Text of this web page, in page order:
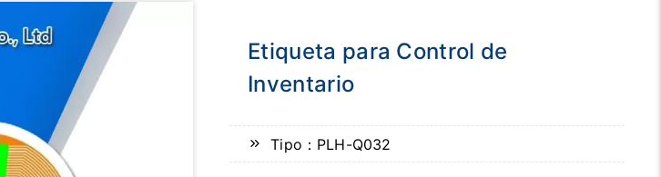
Etiqueta para Control de
Inventario
Tipo：PLH-Q032